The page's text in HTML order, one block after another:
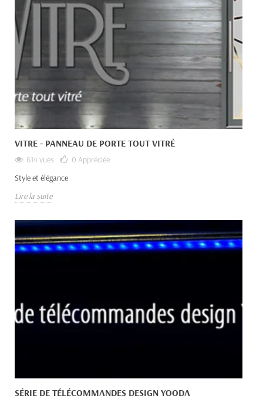
VITRE - PANNEAU DE PORTE TOUT VITRÉ
614 vues 0 Appréciée
Style et élégance
Lire la suite
SÉRIE DE TÉLÉCOMMANDES DESIGN YOODA